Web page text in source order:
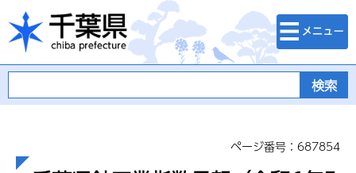
千葉県
検索・メニュ
ー
ページ番号：687854